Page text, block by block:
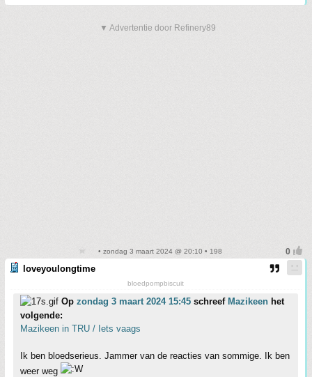
▼ Advertentie door Refinery89
• zondag 3 maart 2024 @ 20:10 • 198
loveyoulongtime
bloedpompbiscuit
Op zondag 3 maart 2024 15:45 schreef Mazikeen het
volgende:
Mazikeen in TRU / Iets vaags
Ik ben bloedserieus. Jammer van de reacties van sommige. Ik ben
weer weg